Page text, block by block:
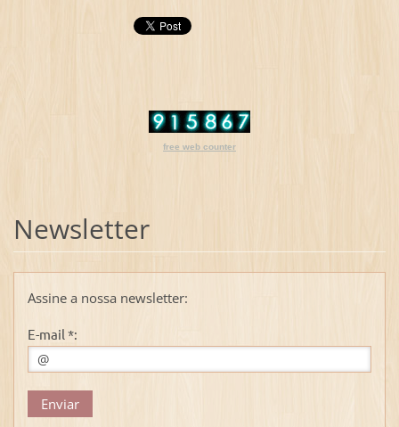
free web counter
Newsletter
Assine a nossa newsletter:
E-mail *: